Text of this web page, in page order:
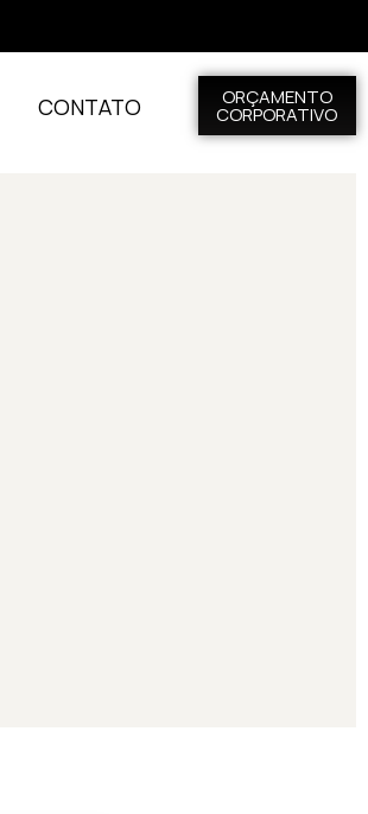
CONTATO ORÇAMENTO
CORPORATIVO